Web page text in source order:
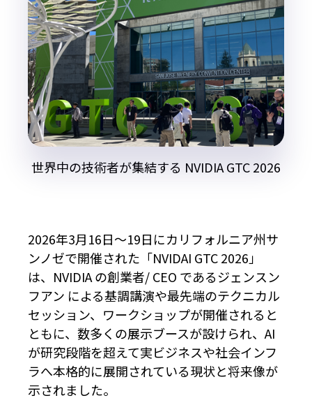
世界中の技術者が集結する NVIDIA GTC 2026
2026年3月16日～19日にカリフォルニア州サ
ンノゼで開催された「NVIDAI GTC 2026」
は、NVIDIA の創業者/ CEO であるジェンスン
フアン による基調講演や最先端のテクニカル
セッション、ワークショップが開催されると
ともに、数多くの展示ブースが設けられ、AI
が研究段階を超えて実ビジネスや社会インフ
ラへ本格的に展開されている現状と将来像が
示されました。